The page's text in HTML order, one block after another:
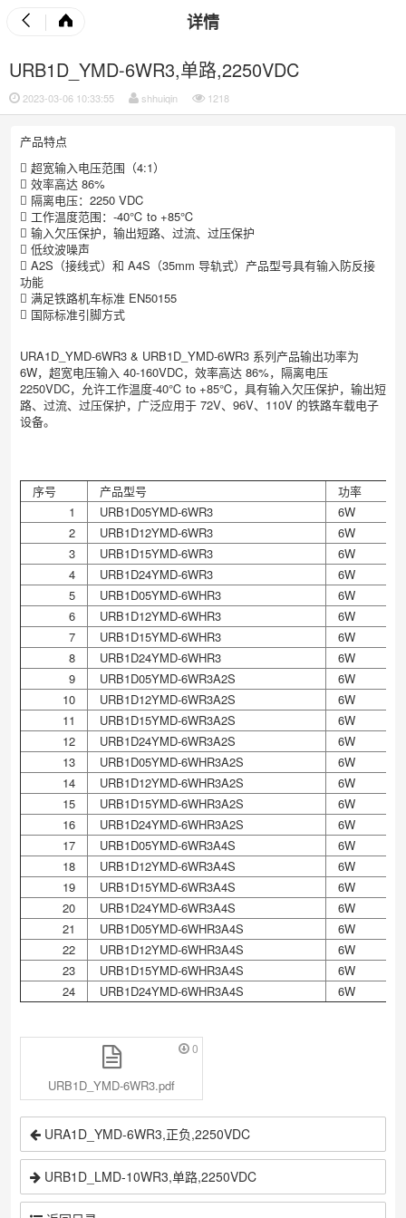
详情
URB1D_YMD-6WR3,单路,2250VDC
2023-03-06 10:33:55 shhuiqin 1218
产品特点
 超宽输入电压范围（4:1）
 效率高达 86%
 隔离电压：2250 VDC
 工作温度范围：-40℃ to +85℃
 输入欠压保护，输出短路、过流、过压保护
 低纹波噪声
 A2S（接线式）和 A4S（35mm 导轨式）产品型号具有输入防反接
功能
 满足铁路机车标准 EN50155
 国际标准引脚方式
URA1D_YMD-6WR3 & URB1D_YMD-6WR3 系列产品输出功率为
6W，超宽电压输入 40-160VDC，效率高达 86%，隔离电压
2250VDC，允许工作温度-40℃ to +85℃，具有输入欠压保护，输出短
路、过流、过压保护，广泛应用于 72V、96V、110V 的铁路车载电子
设备。
序号 产品型号 功率
1
URB1D05YMD-6WR3 6W
2
URB1D12YMD-6WR3 6W
3
URB1D15YMD-6WR3 6W
4
URB1D24YMD-6WR3 6W
5
URB1D05YMD-6WHR3 6W
6
URB1D12YMD-6WHR3 6W
7
URB1D15YMD-6WHR3 6W
8
URB1D24YMD-6WHR3 6W
9
URB1D05YMD-6WR3A2S 6W
10
URB1D12YMD-6WR3A2S 6W
11
URB1D15YMD-6WR3A2S 6W
12
URB1D24YMD-6WR3A2S 6W
13
URB1D05YMD-6WHR3A2S 6W
14
URB1D12YMD-6WHR3A2S 6W
15
URB1D15YMD-6WHR3A2S 6W
16
URB1D24YMD-6WHR3A2S 6W
17
URB1D05YMD-6WR3A4S 6W
18
URB1D12YMD-6WR3A4S 6W
19
URB1D15YMD-6WR3A4S 6W
20
URB1D24YMD-6WR3A4S 6W
21
URB1D05YMD-6WHR3A4S 6W
22
URB1D12YMD-6WHR3A4S 6W
23
URB1D15YMD-6WHR3A4S 6W
24
URB1D24YMD-6WHR3A4S 6W
URB1D_YMD-6WR3.pdf
0
URA1D_YMD-6WR3,正负,2250VDC
URB1D_LMD-10WR3,单路,2250VDC